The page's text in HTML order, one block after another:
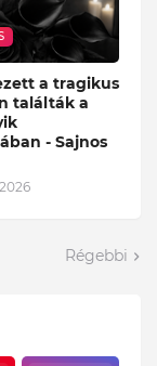
a tragikus
találták a
- Sajnos
Régebbi